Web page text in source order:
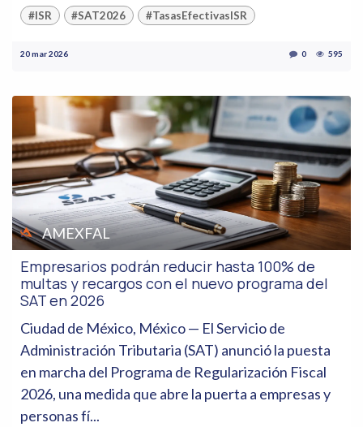
#ISR #SAT2026 #TasasEfectivasISR
20 mar 2026 0 595
AMEXFAL
Empresarios podrán reducir hasta 100% de
multas y recargos con el nuevo programa del
SAT en 2026
Ciudad de México, México — El Servicio de
Administración Tributaria (SAT) anunció la puesta
en marcha del Programa de Regularización Fiscal
2026, una medida que abre la puerta a empresas y
personas fí...